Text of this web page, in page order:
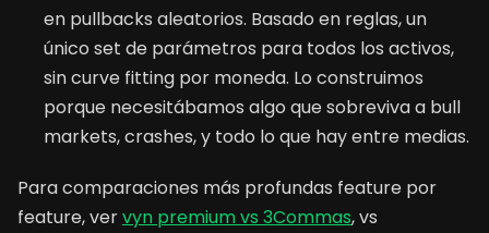
en pullbacks aleatorios. Basado en reglas, un
único set de parámetros para todos los activos,
sin curve fitting por moneda. Lo construimos
porque necesitábamos algo que sobreviva a bull
markets, crashes, y todo lo que hay entre medias.
Para comparaciones más profundas feature por
feature, vervyn premium vs 3Commas, vs